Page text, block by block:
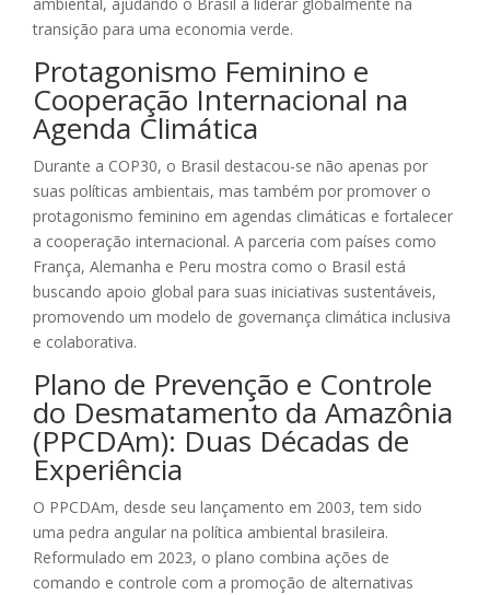
transição para uma economia verde.
Protagonismo Feminino e
Cooperação Internacional na
Agenda Climática
Durante a COP30, o Brasil destacou-se não apenas por
suas políticas ambientais, mas também por promover o
protagonismo feminino em agendas climáticas e fortalecer
a cooperação internacional. A parceria com países como
França, Alemanha e Peru mostra como o Brasil está
buscando apoio global para suas iniciativas sustentáveis,
promovendo um modelo de governança climática inclusiva
e colaborativa.
Plano de Prevenção e Controle
do Desmatamento da Amazônia
(PPCDAm): Duas Décadas de
Experiência
O PPCDAm, desde seu lançamento em 2003, tem sido
uma pedra angular na política ambiental brasileira.
Reformulado em 2023, o plano combina ações de
comando e controle com a promoção de alternativas